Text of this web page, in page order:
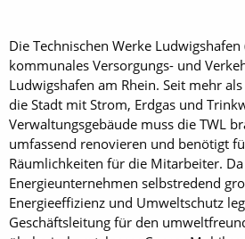
Die Technischen Werke Ludwigshafen
kommunales Versorgungs- und
Ludwigshafen am Rhein. Seit mehr
die Stadt mit Strom, Erdgas und
Verwaltungsgebäude muss die TWL
umfassend renovieren und benötigt
Räumlichkeiten für die Mitarbeiter.
Energieunternehmen selbstredend
Energieeffizienz und Umweltschutz
Geschäftsleitung für den